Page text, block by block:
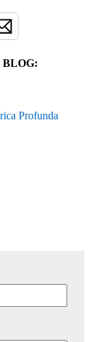
BLOG:
Profunda